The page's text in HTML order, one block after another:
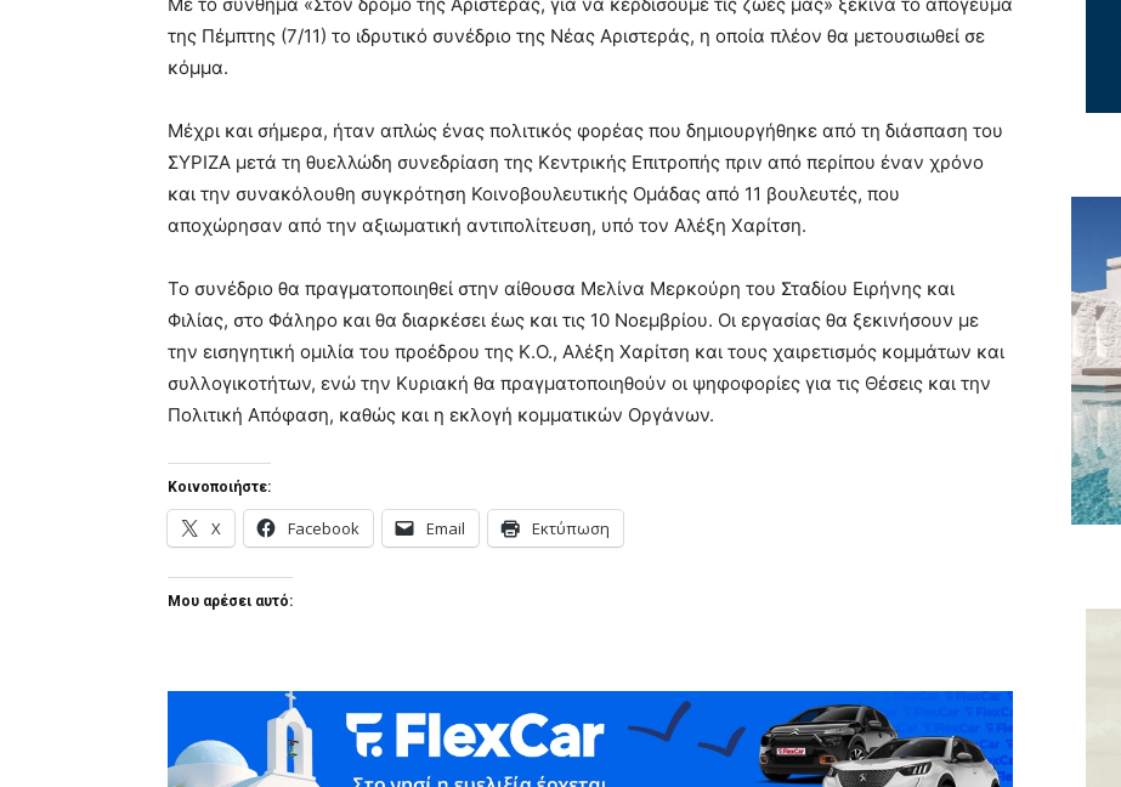
της Πέμπτης (7/11) το ιδρυτικό συνέδριο της Νέας Αριστεράς, η οποία πλέον θα μετουσιωθεί σε
κόμμα.
Μέχρι και σήμερα, ήταν απλώς ένας πολιτικός φορέας που δημιουργήθηκε από τη διάσπαση του
ΣΥΡΙΖΑ μετά τη θυελλώδη συνεδρίαση της Κεντρικής Επιτροπής πριν από περίπου έναν χρόνο
και την συνακόλουθη συγκρότηση Κοινοβουλευτικής Ομάδας από 11 βουλευτές, που
αποχώρησαν από την αξιωματική αντιπολίτευση, υπό τον Αλέξη Χαρίτση.
Το συνέδριο θα πραγματοποιηθεί στην αίθουσα Μελίνα Μερκούρη του Σταδίου Ειρήνης και
Φιλίας, στο Φάληρο και θα διαρκέσει έως και τις 10 Νοεμβρίου. Οι εργασίας θα ξεκινήσουν με
την εισηγητική ομιλία του προέδρου της Κ.Ο., Αλέξη Χαρίτση και τους χαιρετισμός κομμάτων και
συλλογικοτήτων, ενώ την Κυριακή θα πραγματοποιηθούν οι ψηφοφορίες για τις Θέσεις και την
Πολιτική Απόφαση, καθώς και η εκλογή κομματικών Οργάνων.
Κοινοποιήστε:
X Facebook Email Εκτύπωση
Μου αρέσει αυτό: